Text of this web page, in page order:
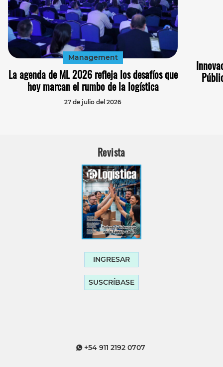
Management
La agenda de ML 2026 refleja los desafíos que
hoy marcan el rumbo de la logística
27 de julio del 2026
Revista
INGRESAR
SUSCRÍBASE
+54 911 2192 0707